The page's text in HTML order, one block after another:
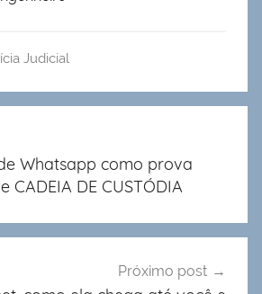
Judicial
Whatsapp como prova
CADEIA DE CUSTÓDIA
Próximo post